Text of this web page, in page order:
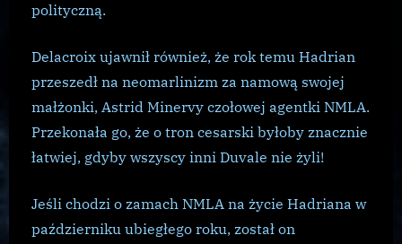
polityczną.
Delacroix ujawnił również, że rok temu Hadrian
przeszedł na neomarlinizm za namową swojej
małżonki, Astrid Minervy czołowej agentki NMLA.
Przekonała go, że o tron cesarski byłoby znacznie
łatwiej, gdyby wszyscy inni Duvale nie żyli!
Jeśli chodzi o zamach NMLA na życie Hadriana w
październiku ubiegłego roku, został on